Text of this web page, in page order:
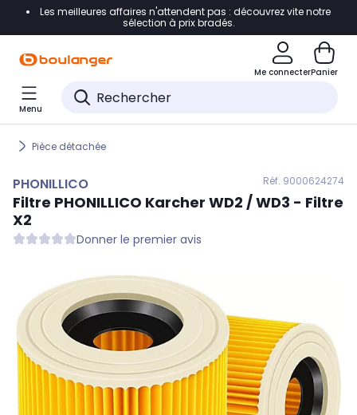
Accéder directement à la navigation
Accéder directement au pied de page
Accéder directement au chatbot
Les meilleures affaires n'attendent pas : découvrez vite notre
sélection à prix bradés.
Me connecterPanier
Menu
Pièce détachée
PHONILLICO Réf. 9000624274
Filtre PHONILLICO Karcher WD2 / WD3 - Filtre
X2
Donner le premier avis